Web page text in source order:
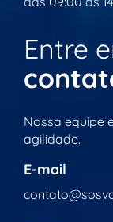
Entre
Nossa equipe
agilidade.
E-mail